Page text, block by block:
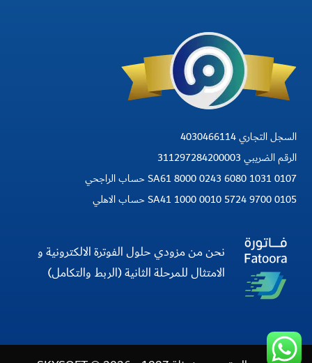
السجل التجاري 4030466114
الرقم الضريبي 311297284200003
SA61 8000 0243 6080 1031 0107 حساب الراجحي
SA41 1000 0010 5724 9700 0105 حساب الاهلي
نحن من مزودي حلول الفوترة الالكترونية و
الامتثال للمرحلة الثانية (الربط والتكامل)